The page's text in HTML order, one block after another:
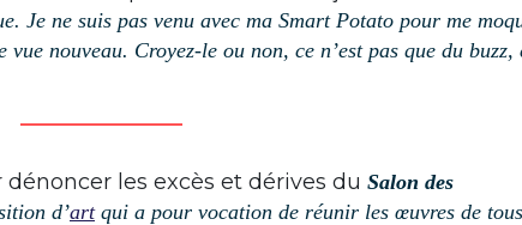
Je ne suis pas venu avec ma Smart Potato pour me
nouveau. Croyez-le ou non, ce n’est pas que du buzz,
dénoncer les excès et dérives du Salon des
d’artqui a pour vocation de réunir les œuvres de